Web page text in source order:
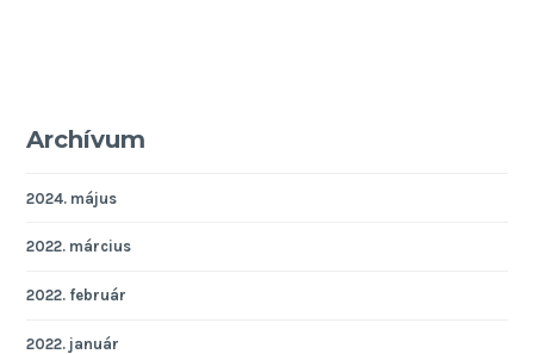
Archívum
2024. május
2022. március
2022. február
2022. január